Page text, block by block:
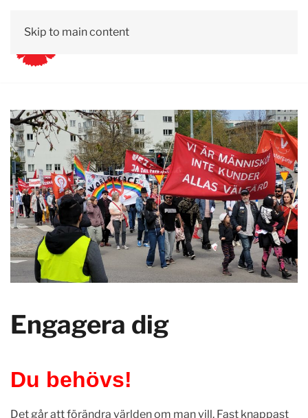
Skip to main content
Engagera dig
Du behövs!
Det går att förändra världen om man vill. Fast knappast